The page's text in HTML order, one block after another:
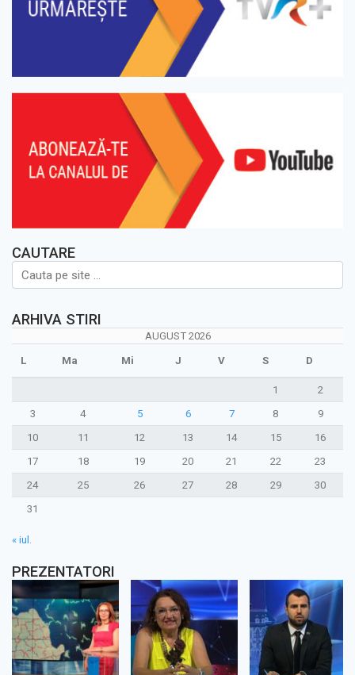
CAUTARE
ARHIVA STIRI
AUGUST 2026
L Ma Mi J V S D
1
2
3
4 5 6 7 8
9
10
11 12 13 14 15
16
17
18 19 20 21 22
23
24
25 26 27 28 29
30
31
« iul.
PREZENTATORI